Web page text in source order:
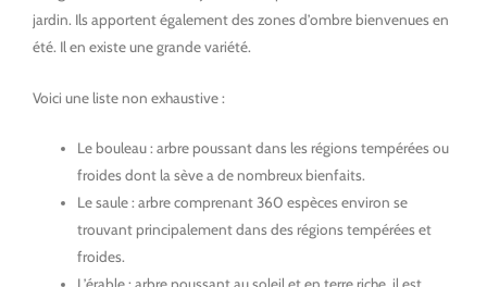
jardin. Ils apportent également des zones d’ombre bienvenues en
été. Il en existe une grande variété.
Voici une liste non exhaustive :
Le bouleau : arbre poussant dans les régions tempérées ou
froides dont la sève a de nombreux bienfaits.
Le saule : arbre comprenant 360 espèces environ se
trouvant principalement dans des régions tempérées et
froides.